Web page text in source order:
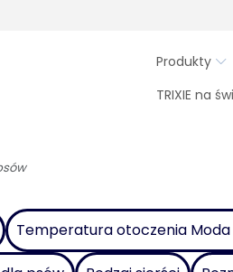
Produkty
TRIXIE na
Temperatura otoczenia